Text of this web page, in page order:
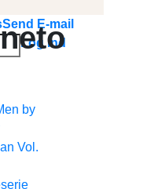
Send E-mail
Log ind